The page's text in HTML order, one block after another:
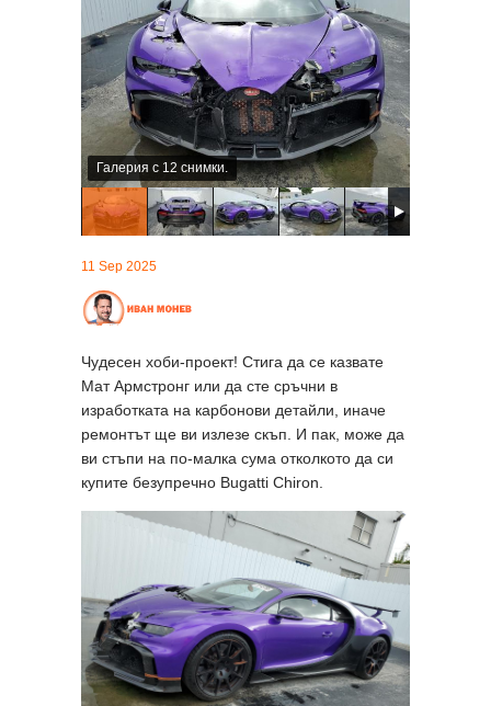
Галерия с 12 снимки.
11 Sep 2025
Чудесен хоби-проект! Стига да се казвате
Мат Армстронг или да сте сръчни в
изработката на карбонови детайли, иначе
ремонтът ще ви излезе скъп. И пак, може да
ви стъпи на по-малка сума отколкото да си
купите безупречно Bugatti Chiron.